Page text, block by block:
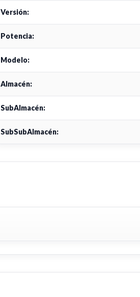
Versión:
Potencia:
Modelo:
Almacén:
SubAlmacén:
SubSubAlmacén: